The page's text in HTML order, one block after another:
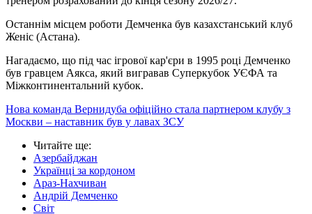
Останнім місцем роботи Демченка був казахстанський клуб
Женіс (Астана).
Нагадаємо, що під час ігрової кар'єри в 1995 році Демченко
був гравцем Аякса, який вигравав Суперкубок УЄФА та
Міжконтинентальний кубок.
Нова команда Вернидуба офіційно стала партнером клубу з
Москви – наставник був у лавах ЗСУ
Читайте ще:
Азербайджан
Українці за кордоном
Араз-Нахчиван
Андрій Демченко
Світ